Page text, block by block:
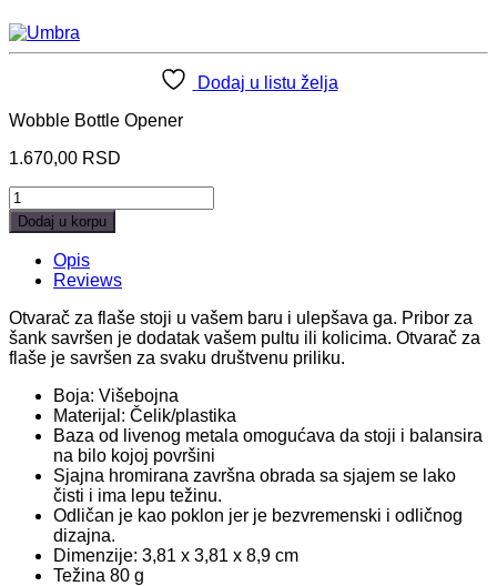
Dodaj u listu želja
Wobble Bottle Opener
1.670,00 RSD
OTVARAČ
ZA
FLAŠE
Wobble
Opener
quantity
Dodaj u korpu
Opis
Reviews
Otvarač za flaše stoji u vašem baru i ulepšava ga. Pribor za
šank savršen je dodatak vašem pultu ili kolicima. Otvarač za
flaše je savršen za svaku društvenu priliku.
Boja: Višebojna
Materijal: Čelik/plastika
Baza od livenog metala omogućava da stoji i balansira
na bilo kojoj površini
Sjajna hromirana završna obrada sa sjajem se lako
čisti i ima lepu težinu.
Odličan je kao poklon jer je bezvremenski i odličnog
dizajna.
Dimenzije: 3,81 x 3,81 x 8,9 cm
Težina 80 g